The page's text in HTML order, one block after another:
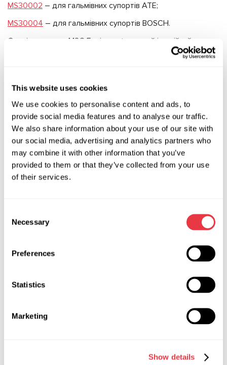
This website uses cookies
We use cookies to personalise content and ads, to
provide social media features and to analyse our traffic.
We also share information about your use of our site with
our social media, advertising and analytics partners who
may combine it with other information that you’ve
provided to them or that they’ve collected from your use
of their services.
Selection
Necessary
Preferences
Statistics
Marketing
Show details
MS30002 – для гальмівних супортів ATE;
MS30004 – для гальмівних супортів BOSCH.
Спецінструмент MSG Equipment
зручний і надійний.
Добре, коли в процесі роботи все необхідне перебуває
нічого не порушити і не деформувати.
З інструментомMSG Equipment робота фахівця СТО стає
легшою, а процес складання, розбирання та ремонту
значно швидшим. Немає нічого неможливого в тому, щоб
працювати швидше і при цьому підвищувати якість
послуг, що надаються.
АКТУАЛЬНІ НОВИНИ
НОВИНИ
19.01.2026
У 2026 році MSG Equipment буде представлено